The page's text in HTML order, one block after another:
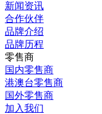
新闻资讯
合作伙伴
品牌介绍
品牌历程
零售商
国内零售商
港澳台零售商
国外零售商
加入我们